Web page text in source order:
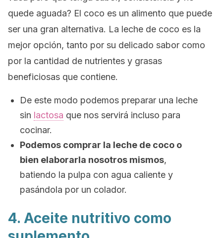
quede aguada? El coco es un alimento que puede
ser una gran alternativa. La leche de coco es la
mejor opción, tanto por su delicado sabor como
por la cantidad de nutrientes y grasas
beneficiosas que contiene.
De este modo podemos preparar una leche
sin lactosa que nos servirá incluso para
cocinar.
Podemos comprar la leche de coco o
bien elaborarla nosotros mismos,
batiendo la pulpa con agua caliente y
pasándola por un colador.
4. Aceite nutritivo como